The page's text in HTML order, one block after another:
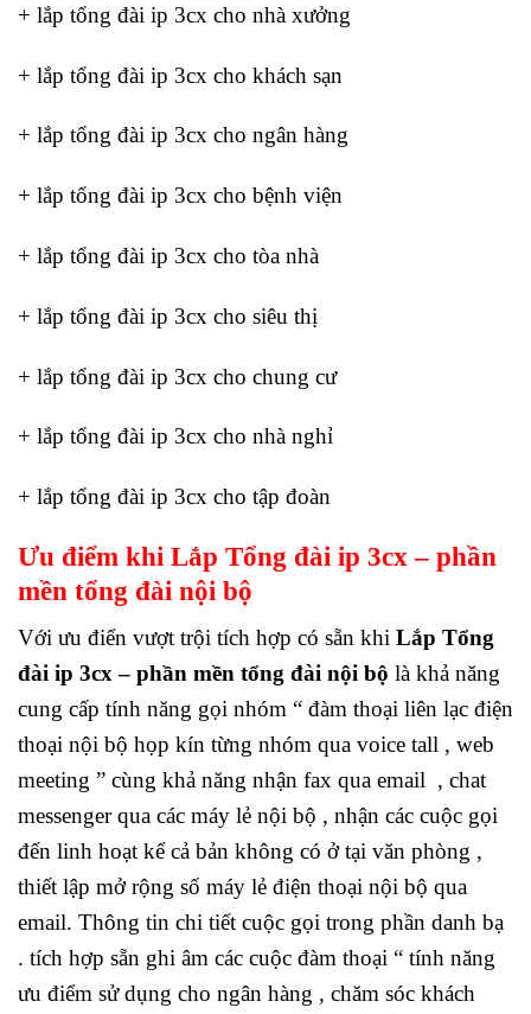
+ lắp tổng đài ip 3cx cho nhà xưởng
+ lắp tổng đài ip 3cx cho khách sạn
+ lắp tổng đài ip 3cx cho ngân hàng
+ lắp tổng đài ip 3cx cho bệnh viện
+ lắp tổng đài ip 3cx cho tòa nhà
+ lắp tổng đài ip 3cx cho siêu thị
+ lắp tổng đài ip 3cx cho chung cư
+ lắp tổng đài ip 3cx cho nhà nghỉ
+ lắp tổng đài ip 3cx cho tập đoàn
Ưu điểm khi Lắp Tổng đài ip 3cx – phần
mền tổng đài nội bộ
Với ưu điển vượt trội tích hợp có sẵn khi Lắp Tổng
đài ip 3cx – phần mền tổng đài nội bộ là khả năng
cung cấp tính năng gọi nhóm “ đàm thoại liên lạc điện
thoại nội bộ họp kín từng nhóm qua voice tall , web
meeting ” cùng khả năng nhận fax qua email , chat
messenger qua các máy lẻ nội bộ , nhận các cuộc gọi
đến linh hoạt kể cả bản không có ở tại văn phòng ,
thiết lập mở rộng số máy lẻ điện thoại nội bộ qua
email. Thông tin chi tiết cuộc gọi trong phần danh bạ
. tích hợp sẵn ghi âm các cuộc đàm thoại “ tính năng
ưu điểm sử dụng cho ngân hàng , chăm sóc khách